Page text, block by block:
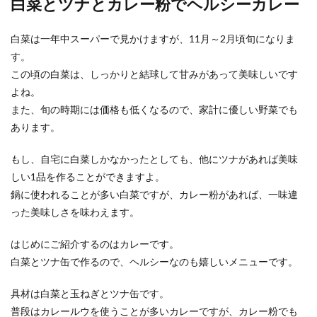
味しいシュウマイの作り方
シュウマイを自宅で手作りする時には、タネを包
アイシングクッキーの作り方！キャラ
も簡単に描く方法
アイシングクッキーはクッキー生地の上に、ぷっ
レゼントなど...
白菜とツナとカレー粉でヘルシーカレー
白菜は一年中スーパーで見かけますが、11月～2月頃旬になりま
す。
この頃の白菜は、しっかりと結球して甘みがあって美味しいです
よね。
また、旬の時期には価格も低くなるので、家計に優しい野菜でも
あります。
もし、自宅に白菜しかなかったとしても、他にツナがあれば美味
しい1品を作ることができますよ。
鍋に使われることが多い白菜ですが、カレー粉があれば、一味違
った美味しさを味わえます。
はじめにご紹介するのはカレーです。
白菜とツナ缶で作るので、ヘルシーなのも嬉しいメニューです。
具材は白菜と玉ねぎとツナ缶です。
普段はカレールウを使うことが多いカレーですが、カレー粉でも